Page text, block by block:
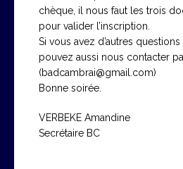
chèque, il nous faut les trois
pour valider l’inscription.
Si vous avez d’autres questions
pouvez aussi nous contacter
(badcambrai@gmail.com)
Bonne soirée.
VERBEKE Amandine
Secrétaire BC